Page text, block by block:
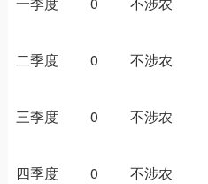
二季度 0 不涉农
三季度 0 不涉农
四季度 0 不涉农